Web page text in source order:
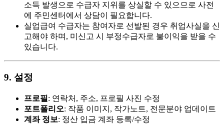
소득 발생으로 수급자 지위를 상실할 수 있으므로 사전
에 주민센터에서 상담이 필요합니다.
실업급여 수급자는 참여자로 선발된 경우 취업사실을 신
고해야 하며, 미신고 시 부정수급자로 불이익을 받을 수
있습니다.
9. 설정
프로필 : 연락처, 주소, 프로필 사진 수정
포트폴리오: 작품 이미지, 작가노트, 전문분야 업데이트
계좌 정보: 정산 입금 계좌 등록/수정